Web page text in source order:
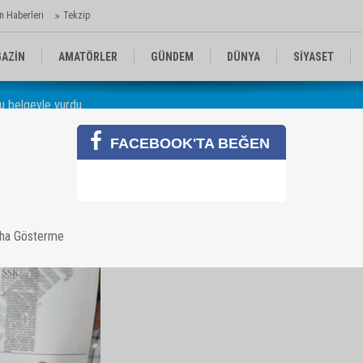
Haberleri Tekzip
AMATÖRLER GÜNDEM DÜNYA SİYASET
KOMİKLER
belgeyle vurdu
belgeyle vurdu
FACEBOOK'TA BEĞEN
Gösterme